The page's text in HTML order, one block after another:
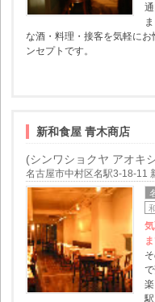
な酒・料理・接客を気軽に
ンセプトです。
新和食屋 青木商店
(シンワショクヤ アオキ
名古屋市中村区名駅3-18-11